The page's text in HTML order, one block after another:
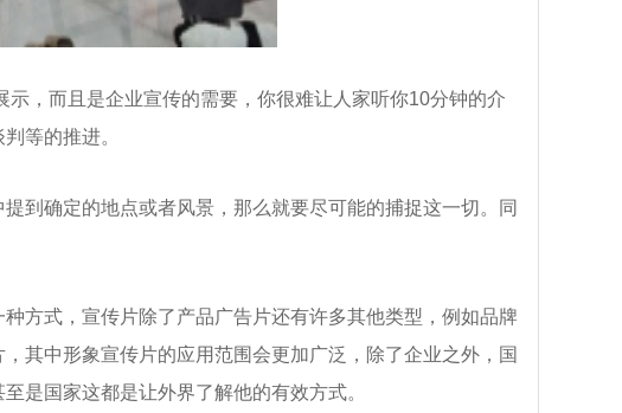
，而且是企业宣传的需要，你很难让人家听你10分钟的介
等的推进。
确定的地点或者风景，那么就要尽可能的捕捉这一切。同
式，宣传片除了产品广告片还有许多其他类型，例如品牌
其中形象宣传片的应用范围会更加广泛，除了企业之外，国
是国家这都是让外界了解他的有效方式。